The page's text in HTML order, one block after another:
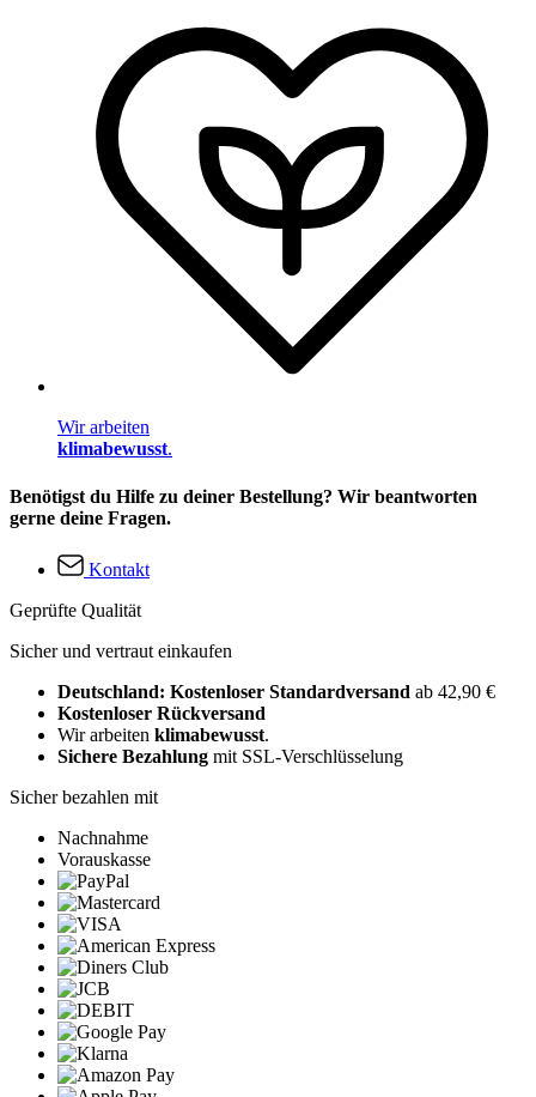
Wir arbeiten
klimabewusst.
Benötigst du Hilfe zu deiner Bestellung? Wir beantworten
gerne deine Fragen.
Kontakt
Geprüfte Qualität
Sicher und vertraut einkaufen
Deutschland: Kostenloser Standardversand ab 42,90 €
Kostenloser Rückversand
Wir arbeiten klimabewusst.
Sichere Bezahlung mit SSL-Verschlüsselung
Sicher bezahlen mit
Nachnahme
Vorauskasse